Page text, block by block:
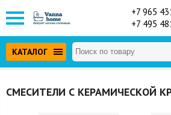
+7 965
+7 495
КАТАЛОГ
СМЕСИТЕЛИ С КЕРАМИЧЕСКОЙ